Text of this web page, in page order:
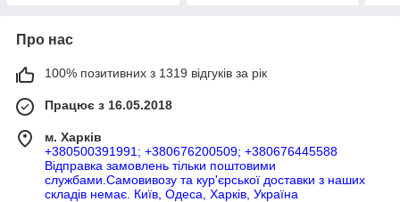
Про нас
100% позитивних з 1319 відгуків за рік
Працює з 16.05.2018
м. Харків
+380500391991; +380676200509; +380676445588
Відправка замовлень тільки поштовими
службами.Самовивозу та кур'єрської доставки з наших
складів немає. Київ, Одеса, Харків, Україна